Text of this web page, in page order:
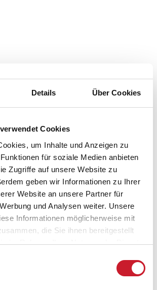
Details Über Cookies
Cookies
um Inhalte und Anzeigen zu
für soziale Medien anbieten
Zugriffe auf unsere Website zu
geben wir Informationen zu Ihrer
Website an unsere Partner für
und Analysen weiter. Unsere
Informationen möglicherweise mit
die Sie ihnen bereitgestellt
im Rahmen Ihrer Nutzung der Dienste
auswählen